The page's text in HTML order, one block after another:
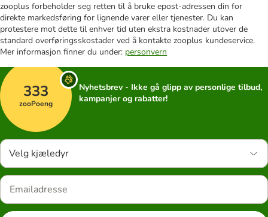
zooplus forbeholder seg retten til å bruke epost-adressen din for
direkte markedsføring for lignende varer eller tjenester. Du kan
protestere mot dette til enhver tid uten ekstra kostnader utover de
standard overføringsskostader ved å kontakte zooplus kundeservice.
Mer informasjon finner du under: personvern
333
zooPoeng
Nyhetsbrev - Ikke gå glipp av personlige tilbud,
kampanjer og rabatter!
Velg kjæledyr